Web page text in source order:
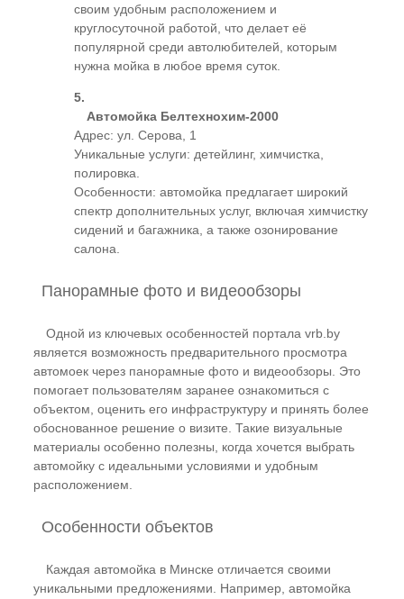
своим удобным расположением и
круглосуточной работой, что делает её
популярной среди автолюбителей, которым
нужна мойка в любое время суток.
Автомойка Белтехнохим-2000
Адрес: ул. Серова, 1
Уникальные услуги: детейлинг, химчистка,
полировка.
Особенности: автомойка предлагает широкий
спектр дополнительных услуг, включая химчистку
сидений и багажника, а также озонирование
салона.
Панорамные фото и видеообзоры
Одной из ключевых особенностей портала vrb.by
является возможность предварительного просмотра
автомоек через панорамные фото и видеообзоры. Это
помогает пользователям заранее ознакомиться с
объектом, оценить его инфраструктуру и принять более
обоснованное решение о визите. Такие визуальные
материалы особенно полезны, когда хочется выбрать
автомойку с идеальными условиями и удобным
расположением.
Особенности объектов
Каждая автомойка в Минске отличается своими
уникальными предложениями. Например, автомойка